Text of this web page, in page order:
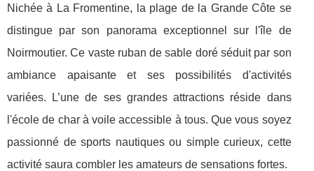
Nichée à La Fromentine, la plage de la Grande Côte se
distingue par son panorama exceptionnel sur l'île de
Noirmoutier.Ce vaste ruban de sable doré séduit par son
ambiance apaisante et ses possibilités d'activités
variées. L’une de ses grandes attractions réside dans
l'école de char à voile accessible à tous. Que vous soyez
passionné de sports nautiques ou simple curieux, cette
activité saura combler les amateurs de sensations fortes.